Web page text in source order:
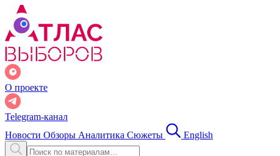
О проекте
Telegram-канал
Новости Обзоры Аналитика Сюжеты English